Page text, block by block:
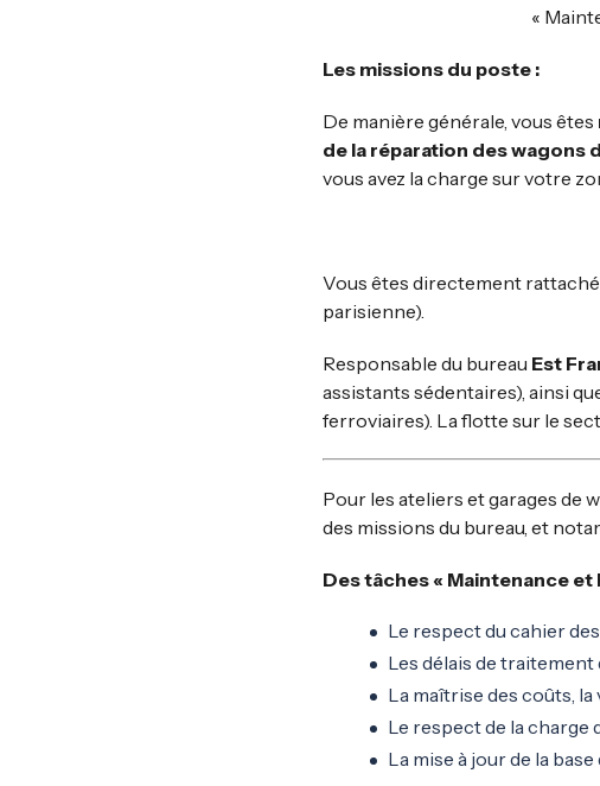
«
Les missions du poste :
De manière générale, vous êtes
de la réparation des wagons
vous avez la charge sur votre
Vous êtes directement
parisienne).
Responsable du bureau Est
assistants sédentaires), ainsi
ferroviaires). La flotte sur le
Pour les ateliers et garages de
des missions du bureau, et
Des tâches « Maintenance et
Le respect du cahier
Les délais de
La maîtrise des coûts,
Le respect de la charge
La mise à jour de la